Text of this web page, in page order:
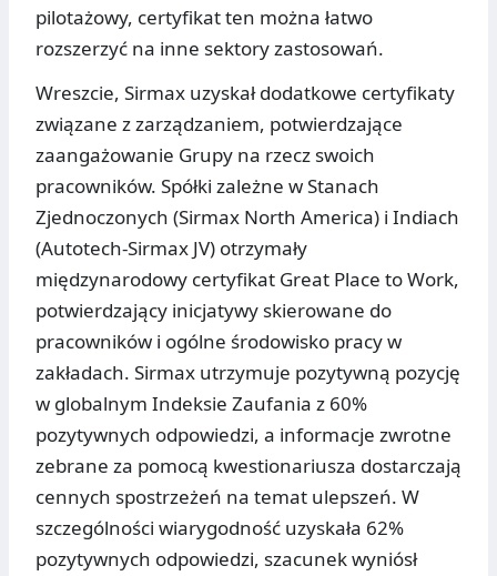
pilotażowy, certyfikat ten można łatwo
rozszerzyć na inne sektory zastosowań.
Wreszcie, Sirmax uzyskał dodatkowe certyfikaty
związane z zarządzaniem, potwierdzające
zaangażowanie Grupy na rzecz swoich
pracowników. Spółki zależne w Stanach
Zjednoczonych (Sirmax North America) i Indiach
(Autotech-Sirmax JV) otrzymały
międzynarodowy certyfikat Great Place to Work,
potwierdzający inicjatywy skierowane do
pracowników i ogólne środowisko pracy w
zakładach. Sirmax utrzymuje pozytywną pozycję
w globalnym Indeksie Zaufania z 60%
pozytywnych odpowiedzi, a informacje zwrotne
zebrane za pomocą kwestionariusza dostarczają
cennych spostrzeżeń na temat ulepszeń. W
szczególności wiarygodność uzyskała 62%
pozytywnych odpowiedzi, szacunek wyniósł